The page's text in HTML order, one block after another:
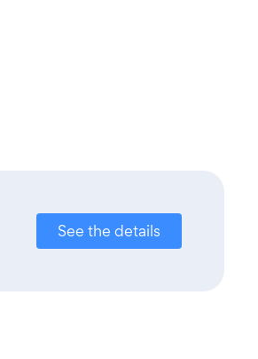
See the details